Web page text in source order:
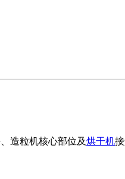
造粒机核心部位及烘干机